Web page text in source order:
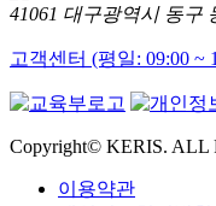
41061 대구광역시 동구
고객센터 (평일: 09:00 ~
Copyright© KERIS. ALL
이용약관